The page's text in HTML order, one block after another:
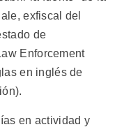
exfiscal del
de
Enforcement
en inglés de
en actividad y